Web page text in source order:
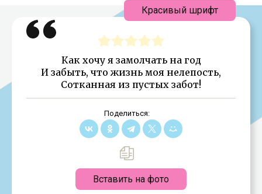
Как хочу я замолчать на год
И забыть, что жизнь моя нелепость,
Сотканная из пустых забот!
Поделиться:
Вставить на фото
Красивый шрифт